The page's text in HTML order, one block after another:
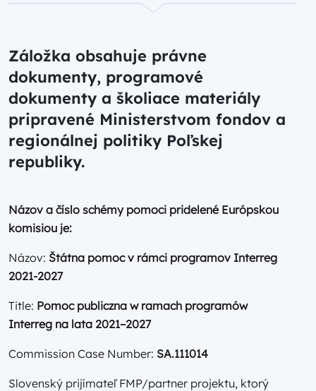
Záložka obsahuje právne
dokumenty, programové
dokumenty a školiace materiály
pripravené Ministerstvom fondov a
regionálnej politiky Poľskej
republiky.
Názov a číslo schémy pomoci pridelené Európskou
komisiou je:
Názov: Štátna pomoc v rámci programov Interreg
2021-2027
Title: Pomoc publiczna w ramach programów
Interreg na lata 2021–2027
Commission Case Number: SA.111014
Slovenský prijímateľ FMP/partner projektu, ktorý